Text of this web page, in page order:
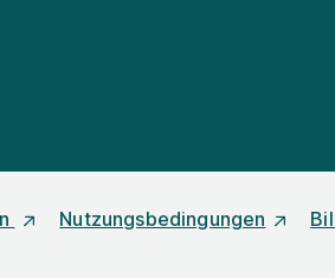
Nutzungsbedingungen